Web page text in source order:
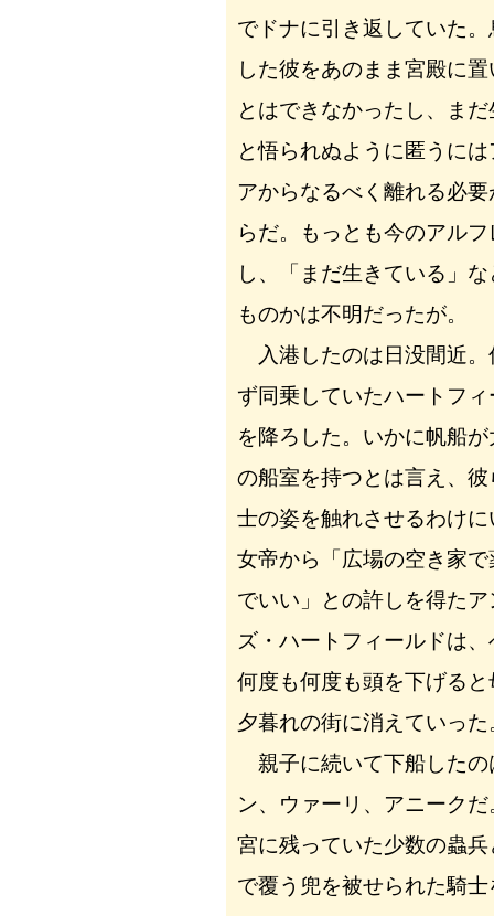
でドナに引き返していた
した彼をあのまま宮殿に
とはできなかったし、ま
と悟られぬように匿うに
アからなるべく離れる必
らだ。もっとも今のアル
し、「まだ生きている」
ものかは不明だったが。
入港したのは日没間近。
ず同乗していたハートフ
を降ろした。いかに帆船
の船室を持つとは言え、
士の姿を触れさせるわけ
女帝から「広場の空き家
でいい」との許しを得た
ズ・ハートフィールドは
何度も何度も頭を下げる
夕暮れの街に消えていった
親子に続いて下船したの
ン、ウァーリ、アニーク
宮に残っていた少数の蟲
で覆う兜を被せられた騎